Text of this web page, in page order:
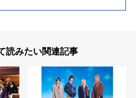
読みたい関連記事